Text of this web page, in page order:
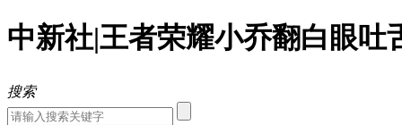
中新社|王者荣耀小乔翻白眼
搜索